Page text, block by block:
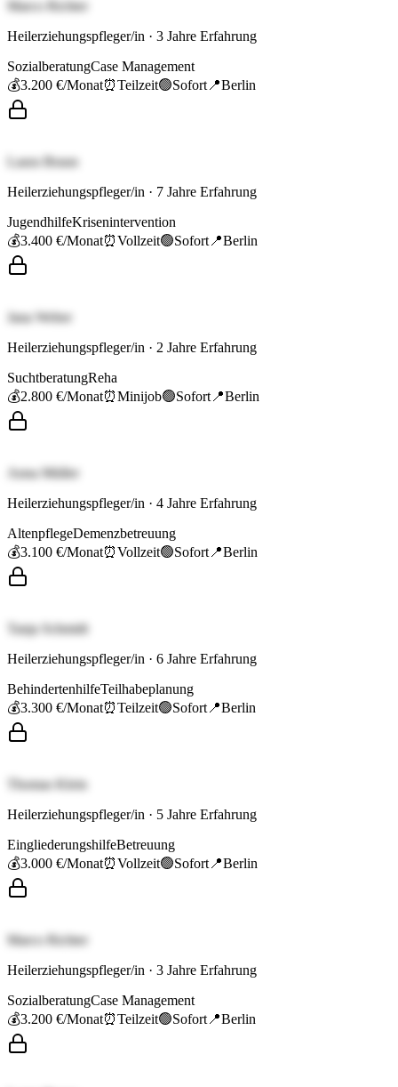
Marco Richter
Heilerziehungspfleger/in · 3 Jahre Erfahrung
SozialberatungCase Management
💰3.200 €/Monat⏰Teilzeit🟢Sofort 📍Berlin
Laura Braun
Heilerziehungspfleger/in · 7 Jahre Erfahrung
JugendhilfeKrisenintervention
💰3.400 €/Monat⏰Vollzeit🟢Sofort 📍Berlin
Jana Weber
Heilerziehungspfleger/in · 2 Jahre Erfahrung
SuchtberatungReha
💰2.800 €/Monat⏰Minijob🟢Sofort 📍Berlin
Anna Müller
Heilerziehungspfleger/in · 4 Jahre Erfahrung
AltenpflegeDemenzbetreuung
💰3.100 €/Monat⏰Vollzeit🟢Sofort 📍Berlin
Tanja Schmidt
Heilerziehungspfleger/in · 6 Jahre Erfahrung
BehindertenhilfeTeilhabeplanung
💰3.300 €/Monat⏰Teilzeit🟢Sofort 📍Berlin
Thomas Klein
Heilerziehungspfleger/in · 5 Jahre Erfahrung
EingliederungshilfeBetreuung
💰3.000 €/Monat⏰Vollzeit🟢Sofort 📍Berlin
Marco Richter
Heilerziehungspfleger/in · 3 Jahre Erfahrung
SozialberatungCase Management
💰3.200 €/Monat⏰Teilzeit🟢Sofort 📍Berlin